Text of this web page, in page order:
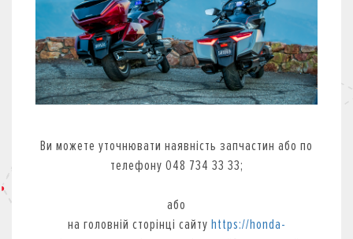
Ви можете уточнювати наявність запчастин або по
телефону 048 734 33 33;
або
на головній сторінці сайту https://honda-